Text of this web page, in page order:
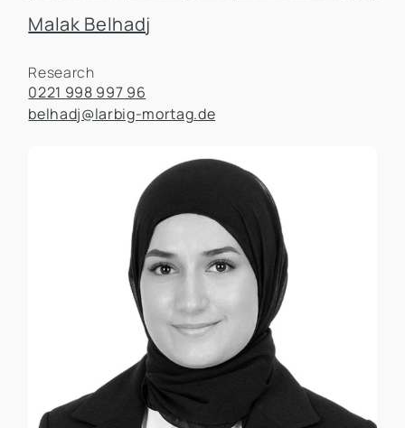
Malak Belhadj
Research
0221 998 997 96
belhadj@larbig-mortag.de